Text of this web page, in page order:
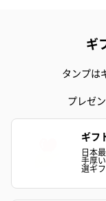
ギ
タンプは
プレゼ
ギフ
日本
手厚
選ギ